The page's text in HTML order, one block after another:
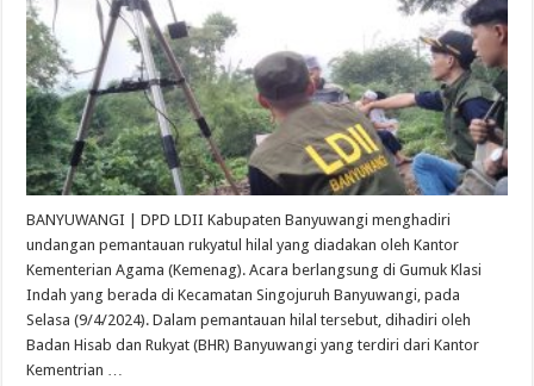
BANYUWANGI | DPD LDII Kabupaten Banyuwangi menghadiri
undangan pemantauan rukyatul hilal yang diadakan oleh Kantor
Kementerian Agama (Kemenag). Acara berlangsung di Gumuk Klasi
Indah yang berada di Kecamatan Singojuruh Banyuwangi, pada
Selasa (9/4/2024). Dalam pemantauan hilal tersebut, dihadiri oleh
Badan Hisab dan Rukyat (BHR) Banyuwangi yang terdiri dari Kantor
Kementrian …